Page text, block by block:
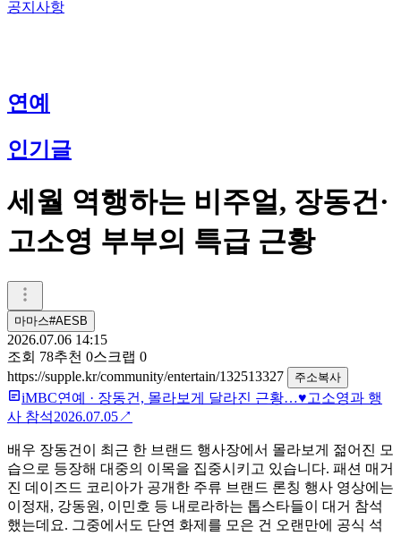
공지사항
연예
인기글
세월 역행하는 비주얼, 장동건·
고소영 부부의 특급 근황
마마스#AESB
2026.07.06 14:15
조회 78추천 0스크랩 0
https://supple.kr/community/entertain/132513327
주소복사
iMBC연예 · 장동건, 몰라보게 달라진 근황…♥고소영과 행
사 참석2026.07.05↗
배우 장동건이 최근 한 브랜드 행사장에서 몰라보게 젊어진 모
습으로 등장해 대중의 이목을 집중시키고 있습니다. 패션 매거
진 데이즈드 코리아가 공개한 주류 브랜드 론칭 행사 영상에는
이정재, 강동원, 이민호 등 내로라하는 톱스타들이 대거 참석
했는데요. 그중에서도 단연 화제를 모은 건 오랜만에 공식 석